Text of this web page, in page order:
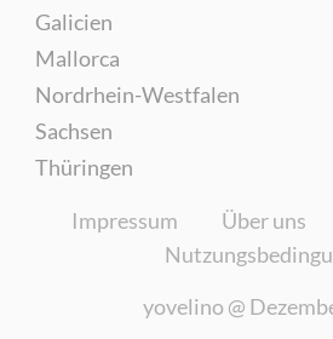
Galicien
Mallorca
Nordrhein-Westfalen
Sachsen
Thüringen
Impressum Über uns
yovelino @